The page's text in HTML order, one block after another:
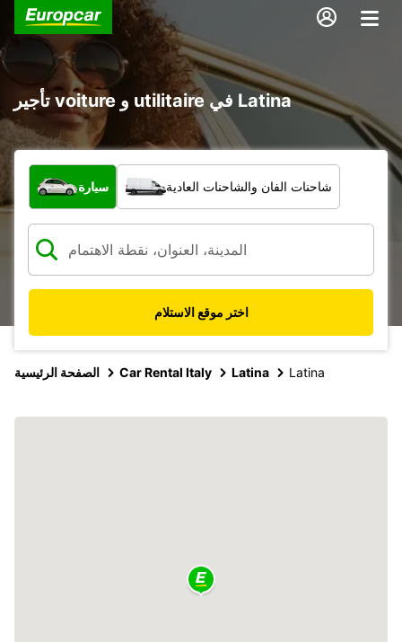
تأجير voiture و utilitaire في Latina
ما نوع المركبة؟
سيارة شاحنات الفان والشاحنات العادية
اختر موقع الاستلام
الصفحة الرئيسية Car Rental Italy Latina Latina